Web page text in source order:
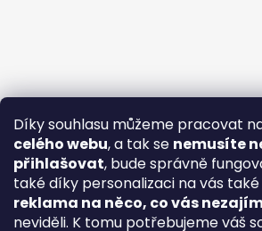
Díky souhlasu můžeme pracovat
celého webu, a tak se nemusíte
přihlašovat, bude správně
také díky personalizaci na vás také
reklama na něco, co vás
neviděli. K tomu potřebujeme váš